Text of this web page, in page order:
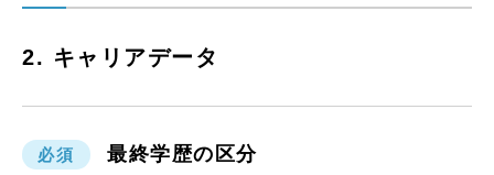
2. キャリアデータ
必須 最終学歴の区分